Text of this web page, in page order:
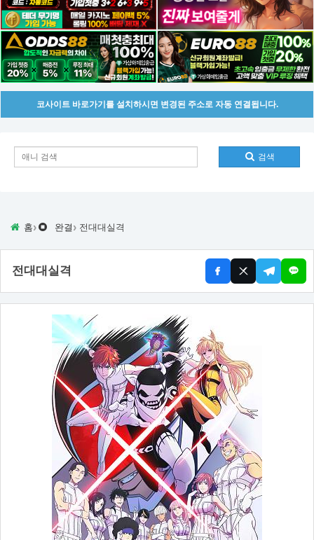
코사이트 바로가기를 설치하시면 변경된 주소로 자동 연결됩니다.
검색
홈› 완결 › 전대대실격
전대대실격